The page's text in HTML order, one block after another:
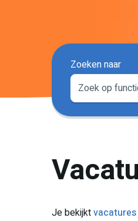
Zoeken naar
Je bekijkt